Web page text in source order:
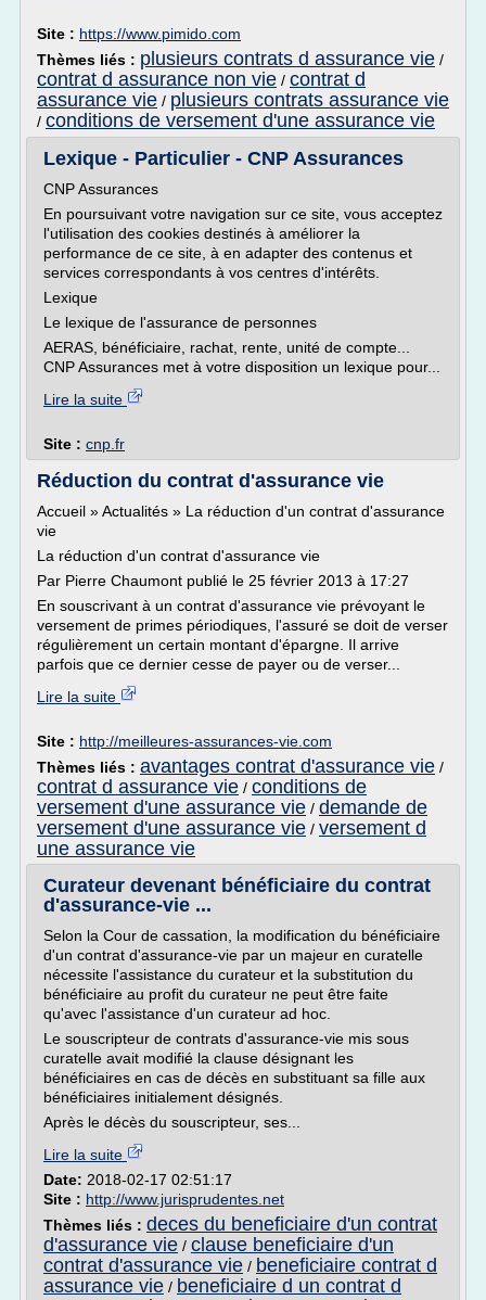
Site : https://www.pimido.com
Thèmes liés : plusieurs contrats d assurance vie /
contrat d assurance non vie / contrat d
assurance vie / plusieurs contrats assurance vie
/ conditions de versement d'une assurance vie
Lexique - Particulier - CNP Assurances
CNP Assurances
En poursuivant votre navigation sur ce site, vous acceptez
l'utilisation des cookies destinés à améliorer la
performance de ce site, à en adapter des contenus et
services correspondants à vos centres d'intérêts.
Lexique
Le lexique de l'assurance de personnes
AERAS, bénéficiaire, rachat, rente, unité de compte...
CNP Assurances met à votre disposition un lexique pour...
Lire la suite
Site : cnp.fr
Réduction du contrat d'assurance vie
Accueil » Actualités » La réduction d'un contrat d'assurance
vie
La réduction d'un contrat d'assurance vie
Par Pierre Chaumont publié le 25 février 2013 à 17:27
En souscrivant à un contrat d'assurance vie prévoyant le
versement de primes périodiques, l'assuré se doit de verser
régulièrement un certain montant d'épargne. Il arrive
parfois que ce dernier cesse de payer ou de verser...
Lire la suite
Site : http://meilleures-assurances-vie.com
Thèmes liés : avantages contrat d'assurance vie /
contrat d assurance vie / conditions de
versement d'une assurance vie / demande de
versement d'une assurance vie / versement d
une assurance vie
Curateur devenant bénéficiaire du contrat
d'assurance-vie ...
Selon la Cour de cassation, la modification du bénéficiaire
d'un contrat d'assurance-vie par un majeur en curatelle
nécessite l'assistance du curateur et la substitution du
bénéficiaire au profit du curateur ne peut être faite
qu'avec l'assistance d'un curateur ad hoc.
Le souscripteur de contrats d'assurance-vie mis sous
curatelle avait modifié la clause désignant les
bénéficiaires en cas de décès en substituant sa fille aux
bénéficiaires initialement désignés.
Après le décès du souscripteur, ses...
Lire la suite
Date: 2018-02-17 02:51:17
Site : http://www.jurisprudentes.net
Thèmes liés : deces du beneficiaire d'un contrat
d'assurance vie / clause beneficiaire d'un
contrat d'assurance vie / beneficiaire contrat d
assurance vie / beneficiaire d un contrat d